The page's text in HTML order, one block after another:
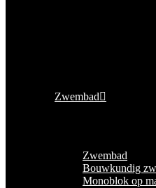
Zwembad
Zwembad
Bouwkundig
Monoblok op